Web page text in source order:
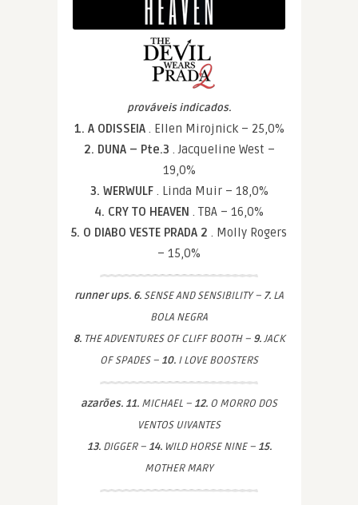
prováveis indicados.
1. A ODISSEIA . Ellen Mirojnick – 25,0%
2. DUNA – Pte.3 . Jacqueline West –
19,0%
3. WERWULF . Linda Muir – 18,0%
4. CRY TO HEAVEN . TBA – 16,0%
5. O DIABO VESTE PRADA 2 . Molly Rogers
– 15,0%
runner ups. 6.SENSE AND SENSIBILITY – 7. LA
BOLA NEGRA
8.THE ADVENTURES OF CLIFF BOOTH – 9.JACK
OF SPADES – 10. I LOVE BOOSTERS
azarões. 11. MICHAEL – 12. O MORRO DOS
VENTOS UIVANTES
13.DIGGER – 14.WILD HORSE NINE – 15.
MOTHER MARY